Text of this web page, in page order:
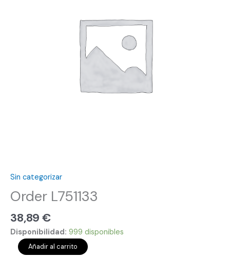
Sin categorizar
Order L751133
38,89 €
Disponibilidad: 999 disponibles
Añadir al carrito